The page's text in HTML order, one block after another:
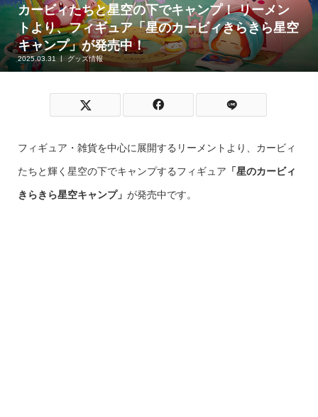
カービィたちと星空の下でキャンプ！ リーメン
トより、フィギュア「星のカービィきらきら星空
キャンプ」が発売中！
2025.03.31 グッズ情報
フィギュア・雑貨を中心に展開するリーメントより、カービィ
たちと輝く星空の下でキャンプするフィギュア 「星のカービィ
きらきら星空キャンプ」 が発売中です。